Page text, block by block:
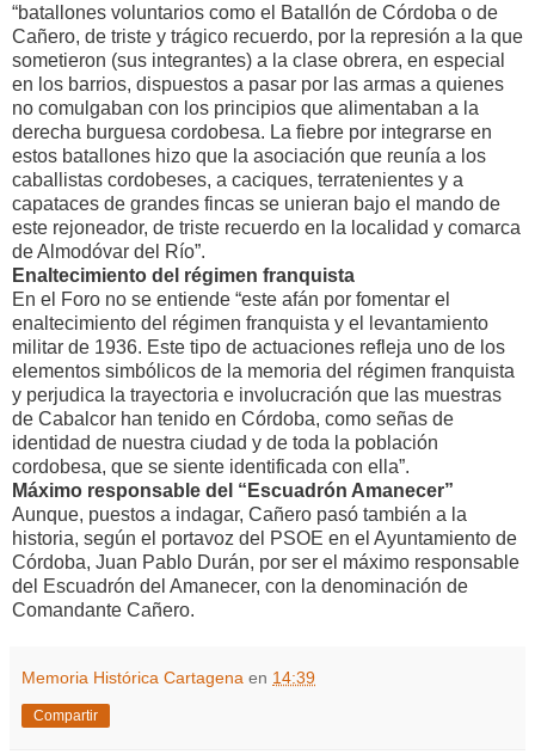
“batallones voluntarios como el Batallón de Córdoba o de
Cañero, de triste y trágico recuerdo, por la represión a la que
sometieron (sus integrantes) a la clase obrera, en especial
en los barrios, dispuestos a pasar por las armas a quienes
no comulgaban con los principios que alimentaban a la
derecha burguesa cordobesa. La fiebre por integrarse en
estos batallones hizo que la asociación que reunía a los
caballistas cordobeses, a caciques, terratenientes y a
capataces de grandes fincas se unieran bajo el mando de
este rejoneador, de triste recuerdo en la localidad y comarca
de Almodóvar del Río”.
Enaltecimiento del régimen franquista
En el Foro no se entiende “este afán por fomentar el
enaltecimiento del régimen franquista y el levantamiento
militar de 1936. Este tipo de actuaciones refleja uno de los
elementos simbólicos de la memoria del régimen franquista
y perjudica la trayectoria e involucración que las muestras
de Cabalcor han tenido en Córdoba, como señas de
identidad de nuestra ciudad y de toda la población
cordobesa, que se siente identificada con ella”.
Máximo responsable del “Escuadrón Amanecer”
Aunque, puestos a indagar, Cañero pasó también a la
historia, según el portavoz del PSOE en el Ayuntamiento de
Córdoba, Juan Pablo Durán, por ser el máximo responsable
del Escuadrón del Amanecer, con la denominación de
Comandante Cañero.
Memoria Histórica Cartagena en 14:39
Compartir